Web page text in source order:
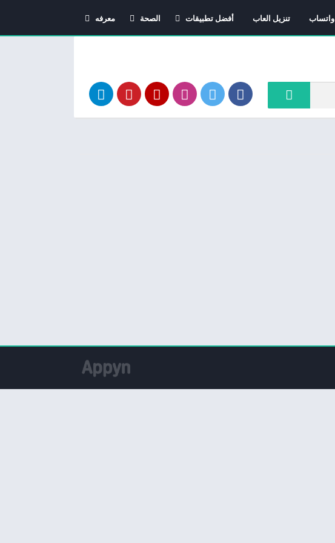
واتساب تنزيل العاب
أفضل تطبيقات
اندرويد
الصحة
دليل الأدوية
معرفه
معاني الاسماء